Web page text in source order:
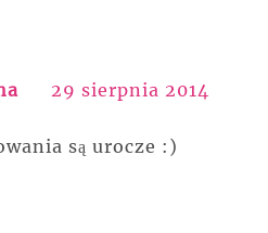
29 sierpnia 2014
są urocze :)